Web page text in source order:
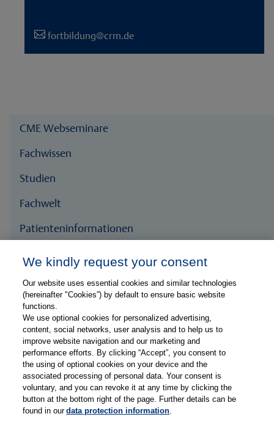
 fortbildung@crm.de
CME Webseminare
Fachwissen
Studien
Fachwelt
Patienteninformationen
Gesponsert durch
We kindly request your consent
Our website uses essential cookies and similar technologies
(hereinafter "Cookies”) by default to ensure basic website
functions.
We use optional cookies for personalized advertising,
content, social networks, user analysis and to help us to
improve website navigation and our marketing and
performance efforts. By clicking “Accept”, you consent to
the using of optional cookies on your device and the
associated processing of personal data. Your consent is
voluntary, and you can revoke it at any time by clicking the
button at the bottom right of the page. Further details can be
found in ourdata protection information.